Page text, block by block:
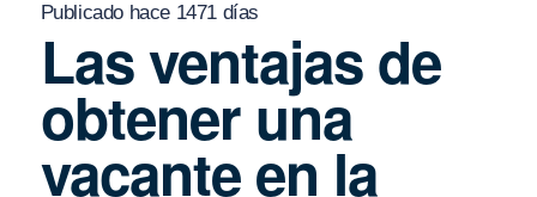
Publicado hace 1471 días
Las ventajas de
obtener una
vacante en la